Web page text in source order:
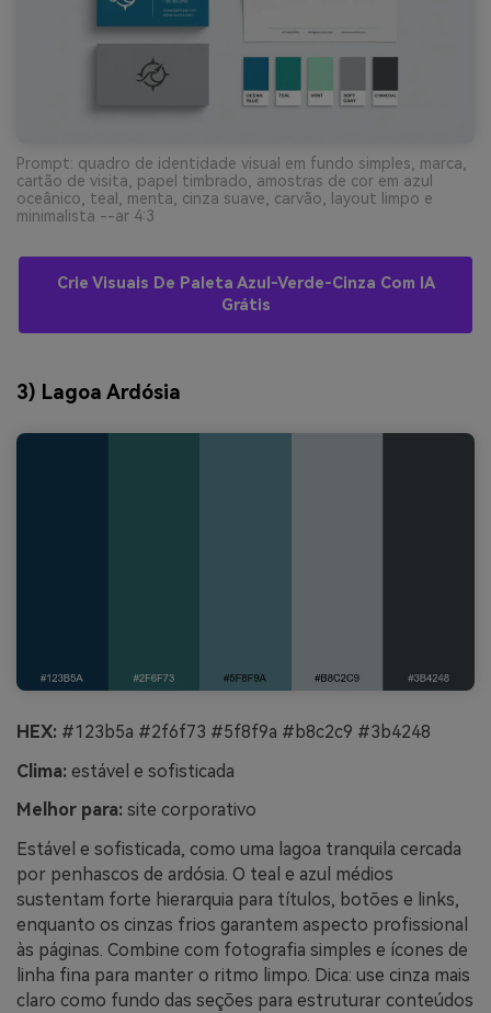
Prompt: quadro de identidade visual em fundo simples, marca,
cartão de visita, papel timbrado, amostras de cor em azul
oceânico, teal, menta, cinza suave, carvão, layout limpo e
minimalista --ar 4:3
Crie Visuais De Paleta Azul-Verde-Cinza Com IA
Grátis
3) Lagoa Ardósia
HEX: #123b5a #2f6f73 #5f8f9a #b8c2c9 #3b4248
Clima: estável e sofisticada
Melhor para: site corporativo
Estável e sofisticada, como uma lagoa tranquila cercada
por penhascos de ardósia. O teal e azul médios
sustentam forte hierarquia para títulos, botões e links,
enquanto os cinzas frios garantem aspecto profissional
às páginas. Combine com fotografia simples e ícones de
linha fina para manter o ritmo limpo. Dica: use cinza mais
claro como fundo das seções para estruturar conteúdos